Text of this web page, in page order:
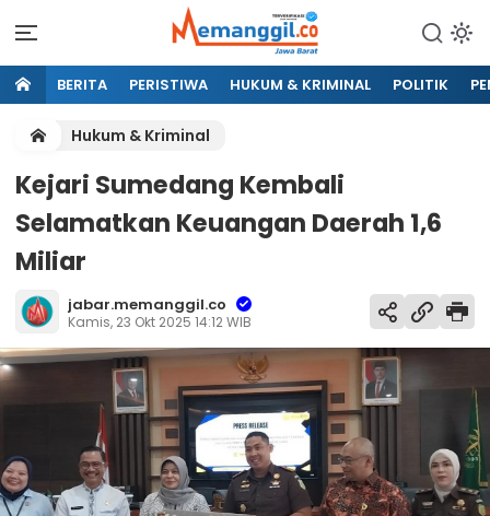
BERITA PERISTIWA HUKUM & KRIMINAL POLITIK
Hukum & Kriminal
Kejari Sumedang Kembali
Selamatkan Keuangan Daerah 1,6
Miliar
jabar.memanggil.co
Kamis, 23 Okt 2025 14:12 WIB